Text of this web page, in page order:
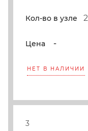
Кол-во в узле 2
Цена -
НЕТ В НАЛИЧИИ
3